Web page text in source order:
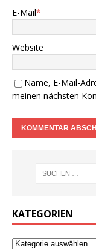
E-Mail*
Website
Name, E-Mail-
meinen nächsten
KATEGORIEN